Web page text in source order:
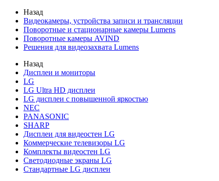
Назад
Видеокамеры, устройства записи и трансляции
Поворотные и стационарные камеры Lumens
Поворотные камеры AVIND
Решения для видеозахвата Lumens
Назад
Дисплеи и мониторы
LG
LG Ultra HD дисплеи
LG дисплеи с повышенной яркостью
NEC
PANASONIC
SHARP
Дисплеи для видеостен LG
Коммерческие телевизоры LG
Комплекты видеостен LG
Светодиодные экраны LG
Стандартные LG дисплеи